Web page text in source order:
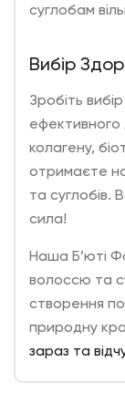
суглобам
Вибір
Зробіть
ефективного
колагену,
отримаєте
та
сила!
Наша Б’юті
волоссю та
створення
природну
зараз та